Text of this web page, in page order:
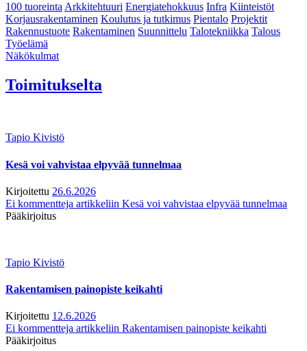
100 tuoreintaArkkitehtuuri Energiatehokkuus Infra Kiinteistöt
Korjausrakentaminen Koulutus ja tutkimus Pientalo Projektit
Rakennustuote Rakentaminen Suunnittelu Talotekniikka Talous
Työelämä
Näkökulmat
Toimitukselta
Tapio Kivistö
Kesä voi vahvistaa elpyvää tunnelmaa
Kirjoitettu 26.6.2026
Ei kommentteja artikkeliin Kesä voi vahvistaa elpyvää tunnelmaa
Pääkirjoitus
Tapio Kivistö
Rakentamisen painopiste keikahti
Kirjoitettu 12.6.2026
Ei kommentteja artikkeliin Rakentamisen painopiste keikahti
Pääkirjoitus